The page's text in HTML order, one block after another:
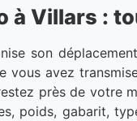
à Villars :
son
avez
près de votre
poids, gabarit,